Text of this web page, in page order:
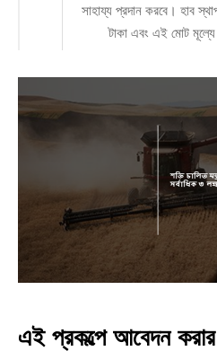
সাহায্য প্রদান করবে। হাব
টাকা এবং এই মোট
এই প্রকল্পে আবেদন